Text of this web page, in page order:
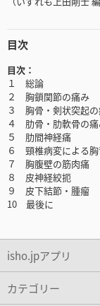
目次
目次：
１ 総論
２ 胸鎖関節の痛み
３ 胸骨・剣状突起
４ 肋骨・肋軟骨の
５ 肋間神経痛
６ 頸椎病変による
７ 胸腹壁の筋肉痛
８ 皮神経絞扼
９ 皮下結節・腫瘤
10 最後に
isho.jpアプリ
カテゴリー